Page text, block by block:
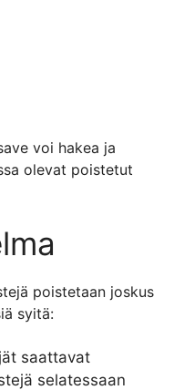
voi hakea ja
olevat poistetut
poistetaan joskus
syitä:
saattavat
selatessaan